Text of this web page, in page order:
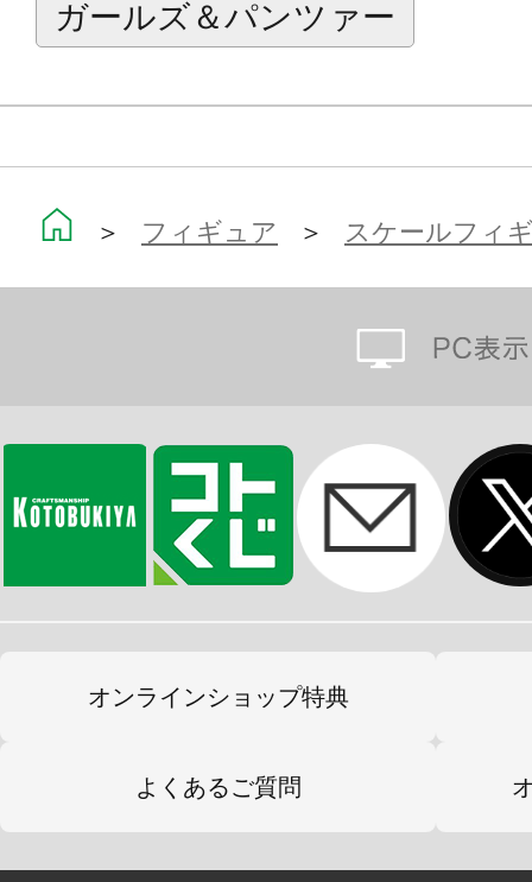
ガールズ＆パンツァー
＞ フィギュア ＞ スケールフィ
オンラインショップ特典
よくあるご質問